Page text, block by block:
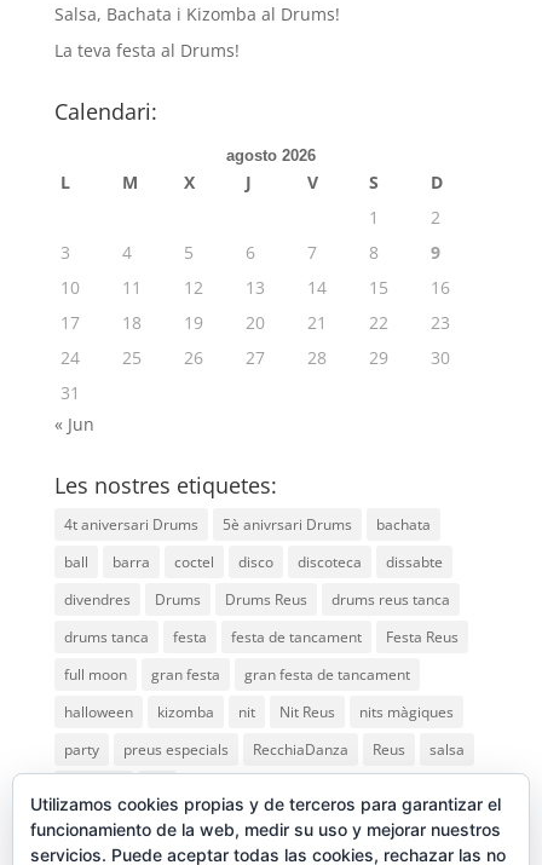
Salsa, Bachata i Kizomba al Drums!
La teva festa al Drums!
Calendari:
agosto 2026
L M X J V S
D
1
2
3
4 5 6 7 8
9
10
11 12 13 14 15
16
17
18 19 20 21 22
23
24
25 26 27 28 29
30
31
« Jun
Les nostres etiquetes:
4t aniversari Drums 5è anivrsari Drums
bachata
ball
barra coctel disco discoteca
dissabte
divendres
Drums Drums Reus
drums reus tanca
drums tanca
festa festa de tancament
Festa Reus
full moon
gran festa
gran festa de tancament
halloween
kizomba nit Nit Reus
nits màgiques
party
preus especials RecchiaDanza Reus
salsa
Utilizamos cookies propias y de terceros para garantizar el
funcionamiento de la web, medir su uso y mejorar nuestros
servicios. Puede aceptar todas las cookies, rechazar las no